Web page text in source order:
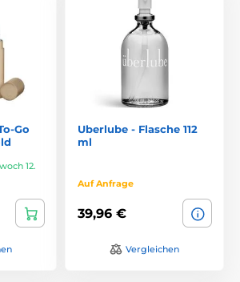
Go
12.
Uberlube - Flasche 112
ml
Auf Anfrage
39,96 €
Vergleichen